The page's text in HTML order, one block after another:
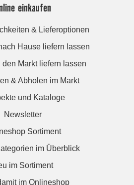
einkaufen
& Lieferoptionen
Hause liefern lassen
den Markt liefern lassen
& Abholen im Markt
und Kataloge
Newsletter
Sortiment
im Überblick
im Sortiment
im Onlineshop